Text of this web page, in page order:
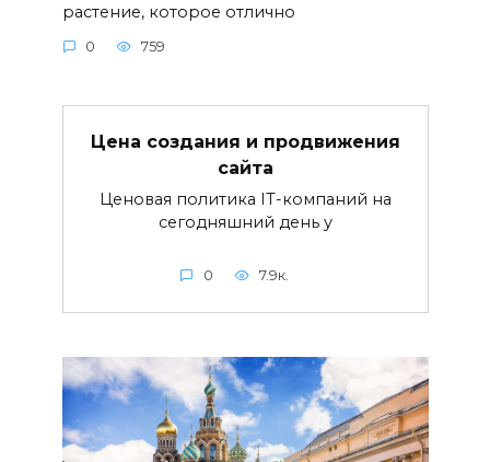
растение, которое отлично
0 759
Цена создания и продвижения
сайта
Ценовая политика IT-компаний на
сегодняшний день у
0 7.9к.